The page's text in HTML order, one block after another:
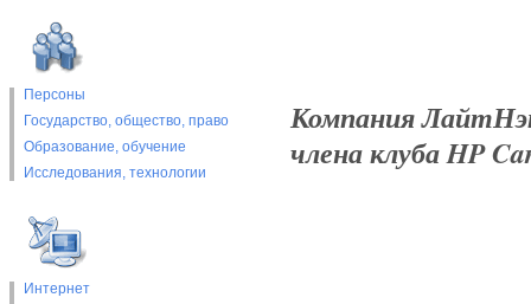
Персоны
Государство, общество, право
Образование, обучение
Исследования, технологии
Интернет
Компания
члена клуба HP